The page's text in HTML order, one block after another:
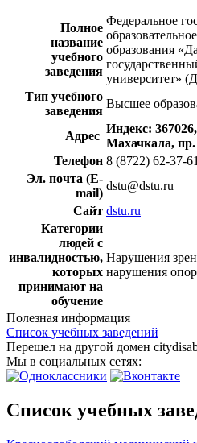
Полное
название
учебного
заведения
Федеральное
образования
университет»
Тип учебного
заведения
Высшее
Адрес
Индекс:
Махачкала,
Телефон 8 (8722) 62-37-61
Эл. почта (E-
mail)
dstu@dstu.ru
Сайт dstu.ru
Категории
людей с
инвалидностью,
которых
принимают на
обучение
Нарушения
нарушения
Полезная информация
Список учебных заведений
Перешел на другой домен
Мы в социальных сетях:
Список учебных